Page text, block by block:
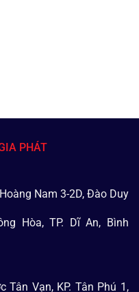
PHÁT
Nam 3-2D, Đào Duy
Hòa, TP. Dĩ An, Bình
Tân Vạn, KP. Tân Phú 1,